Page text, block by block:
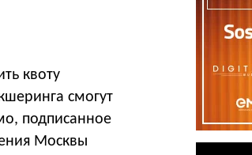
квоту
смогут
подписанное
Москвы